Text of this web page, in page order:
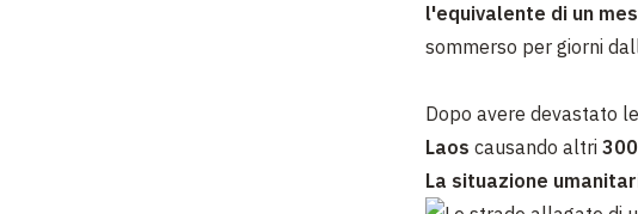
l'equivalente di un
sommerso per giorni
Dopo avere devastato
Laos causando altri
La situazione